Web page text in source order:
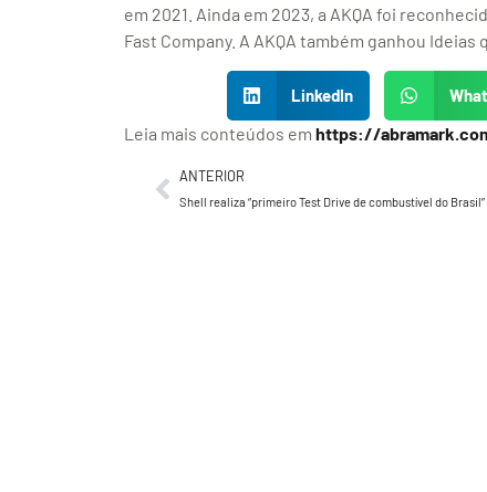
em 2021. Ainda em 2023, a AKQA foi
Fast Company. A AKQA também ganhou Ideias
LinkedIn
Leia mais conteúdos em https://
ANTERIOR